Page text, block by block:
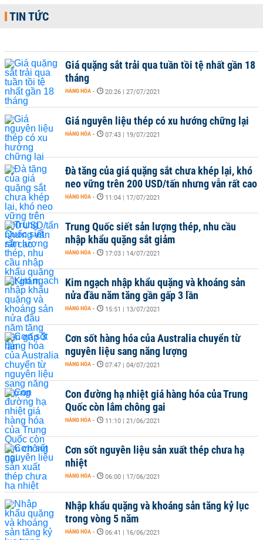
TIN TỨC
Giá quặng sắt trải qua tuần tồi tệ nhất gần 18
tháng
HÀNG HÓA - 20:26 | 27/07/2021
Giá nguyên liệu thép có xu hướng chững lại
HÀNG HÓA - 07:43 | 19/07/2021
Đà tăng của giá quặng sắt chưa khép lại, khó
neo vững trên 200 USD/tấn nhưng vẫn rất cao
HÀNG HÓA - 11:04 | 17/07/2021
Trung Quốc siết sản lượng thép, nhu cầu
nhập khẩu quặng sắt giảm
HÀNG HÓA - 17:03 | 14/07/2021
Kim ngạch nhập khẩu quặng và khoáng sản
nửa đầu năm tăng gần gấp 3 lần
HÀNG HÓA - 15:51 | 13/07/2021
Cơn sốt hàng hóa của Australia chuyển từ
nguyên liệu sang năng lượng
HÀNG HÓA - 07:47 | 04/07/2021
Con đường hạ nhiệt giá hàng hóa của Trung
Quốc còn lắm chông gai
HÀNG HÓA - 11:10 | 21/06/2021
Cơn sốt nguyên liệu sản xuất thép chưa hạ
nhiệt
HÀNG HÓA - 06:00 | 17/06/2021
Nhập khẩu quặng và khoáng sản tăng kỷ lục
trong vòng 5 năm
HÀNG HÓA - 06:41 | 16/06/2021